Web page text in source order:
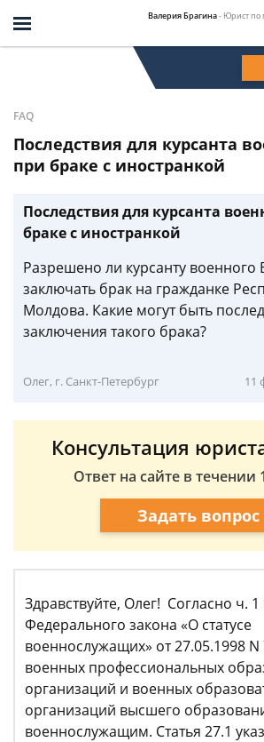
Валерия Брагина- Юрист по
FAQ
Последствия для курсанта
при браке с иностранкой
Последствия для курсанта
браке с иностранкой
Разрешено ли курсанту военного
заключать брак на гражданке
Молдова. Какие могут быть
заключения такого брака?
Олег, г. Санкт-Петербург 11
Консультация
Ответ на сайте в течении
Задать вопрос
Здравствуйте, Олег! Согласно ч. 1
Федерального закона «О статусе
военнослужащих» от 27.05.1998
военных профессиональных
организаций и военных
организаций высшего
военнослужащим. Статья 27.1